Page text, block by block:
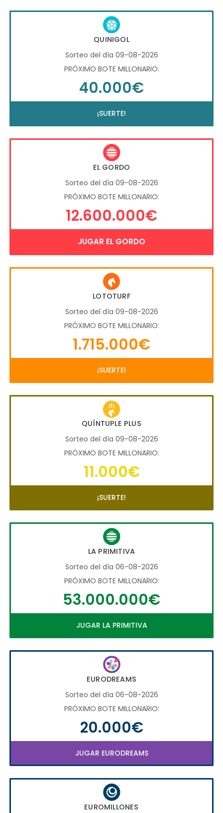
QUINIGOL
Sorteo del día 09-08-2026
PRÓXIMO BOTE MILLONARIO:
40.000€
¡SUERTE!
EL GORDO
Sorteo del día 09-08-2026
PRÓXIMO BOTE MILLONARIO:
12.600.000€
JUGAR EL GORDO
LOTOTURF
Sorteo del día 09-08-2026
PRÓXIMO BOTE MILLONARIO:
1.715.000€
¡SUERTE!
QUÍNTUPLE PLUS
Sorteo del día 09-08-2026
PRÓXIMO BOTE MILLONARIO:
11.000€
¡SUERTE!
LA PRIMITIVA
Sorteo del día 06-08-2026
PRÓXIMO BOTE MILLONARIO:
53.000.000€
JUGAR LA PRIMITIVA
EURODREAMS
Sorteo del día 06-08-2026
PRÓXIMO BOTE MILLONARIO:
20.000€
JUGAR EURODREAMS
EUROMILLONES